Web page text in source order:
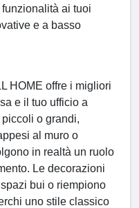
ai tuoi
e a basso
HOME offre i migliori
e il tuo ufficio a
o grandi,
al muro o
in realtà un ruolo
Le decorazioni
bui o riempiono
uno stile classico